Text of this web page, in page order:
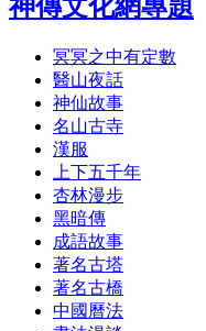
神傳文化網專題
冥冥之中有定數
醫山夜話
神仙故事
名山古寺
漢服
上下五千年
杏林漫步
黑暗傳
成語故事
著名古塔
著名古橋
中國曆法